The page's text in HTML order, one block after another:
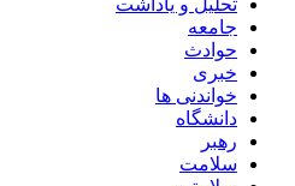
تحلیل و یاداشت
جامعه
حوادث
خبری
خواندنی ها
دانشگاه
رهبر
سلامت